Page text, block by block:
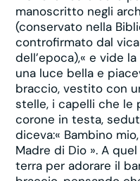
manoscritto negli
(conservato nella
controfirmato dal
dell’epoca),« e vide
una luce bella e
braccio, vestito con
stelle, i capelli che le
corone in testa,
diceva:« Bambino
Madre di Dio ». A
terra per adorare il